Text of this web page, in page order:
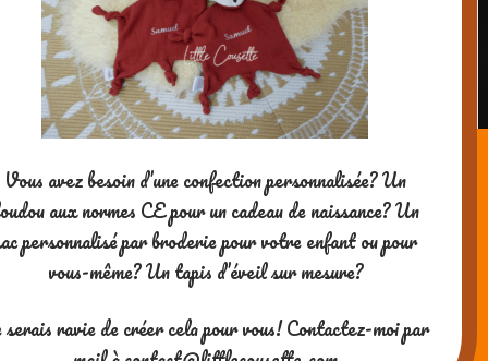
Vous avez besoin d’une confection personnalisée? Un
aux normes CE pour un cadeau de naissance? Un
personnalisé par broderie pour votre enfant ou pour
vous-même? Un tapis d’éveil sur mesure?
ravie de créer cela pour vous! Contactez-moi par